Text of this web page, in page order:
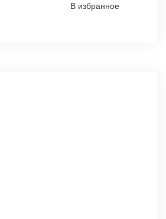
В избранное